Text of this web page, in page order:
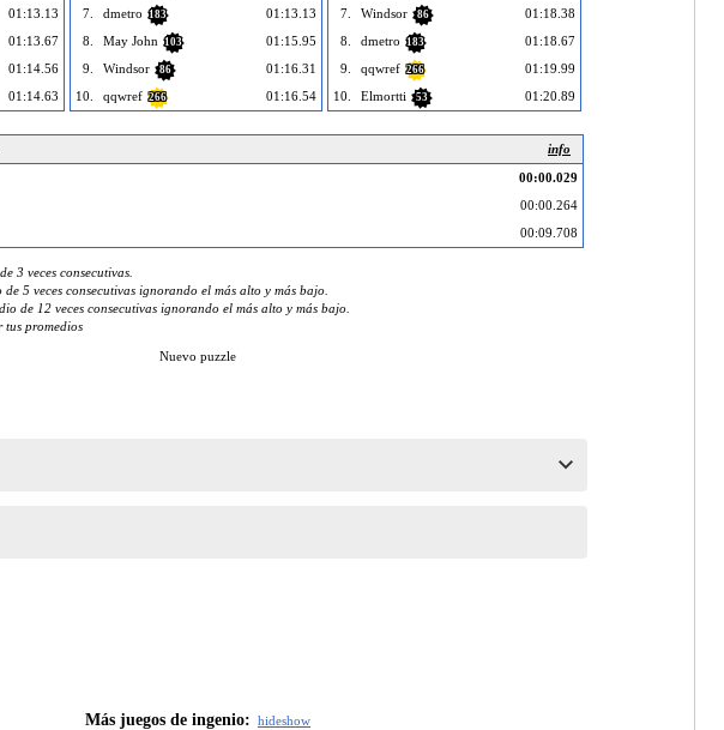
01:13.13
01:13.67
01:14.56
01:14.63
7.
dmetro 183
01:13.13
8.
May John 103
01:15.95
9.
Windsor 86
01:16.31
10.
qqwref 266 01:16.54
7.
Windsor 86
01:18.38
8.
dmetro 183
01:18.67
9.
qqwref 266
01:19.99
10.
Elmortti 53 01:20.89
info
00:00.029
00:00.264
00:09.708
3 veces consecutivas.
5 veces consecutivas ignorando el más alto y más bajo.
de 12 veces consecutivas ignorando el más alto y más bajo.
tus promedios
Nuevo puzzle
Más juegos de ingenio: hideshow